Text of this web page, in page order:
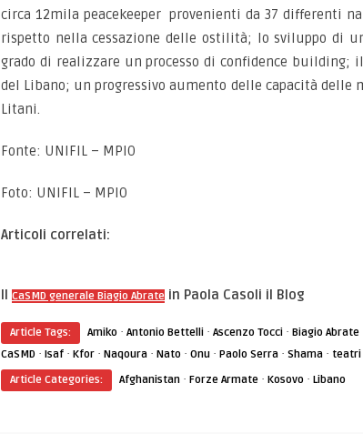
circa 12mila peacekeeper provenienti da 37 differenti
rispetto nella cessazione delle ostilità; lo sviluppo di
grado di realizzare un processo di confidence building;
del Libano; un progressivo aumento delle capacità delle
Litani.
Fonte: UNIFIL – MPIO
Foto: UNIFIL – MPIO
Articoli correlati:
Il CaSMD generale Biagio Abrate in Paola Casoli il Blog
Article Tags: Amiko · Antonio Bettelli · Ascenzo Tocci · Biagio Abrate
CaSMD · Isaf · Kfor · Naqoura · Nato · Onu · Paolo Serra · Shama · teatri
Article Categories:
Afghanistan · Forze Armate · Kosovo · Libano